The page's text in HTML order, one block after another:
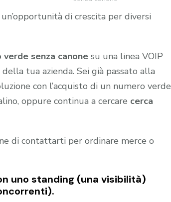
di crescita per diversi
senza canone su una linea VOIP
tua azienda. Sei già passato alla
con l’acquisto di un numero verde
oppure continua a cercare cerca
di contattarti per ordinare merce o
uno standing (una visibilità)